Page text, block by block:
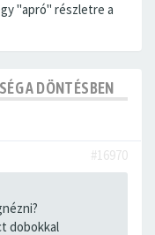
"apró" részletre a
A DÖNTÉSBEN
#16970
dobokkal